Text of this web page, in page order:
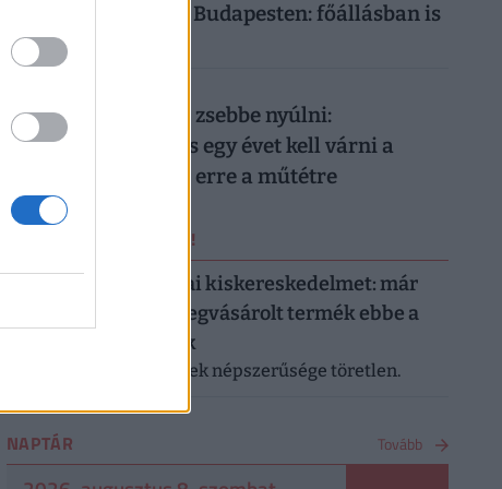
hét alatt 2026-ban Budapesten: főállásban is
durván megéri
Nem elég mélyen a zsebbe nyúlni:
magánellátásban is egy évet kell várni a
magyar férfiaknak erre a műtétre
ERRŐL NE MARADJ LE!
Letarolták az európai kiskereskedelmet: már
minden második megvásárolt termék ebbe a
kategóriába tartozik
A saját márkás termékek népszerűsége töretlen.
NAPTÁR Tovább